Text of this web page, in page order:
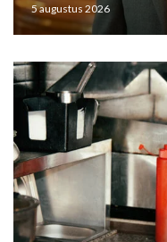
5 augustus 2026